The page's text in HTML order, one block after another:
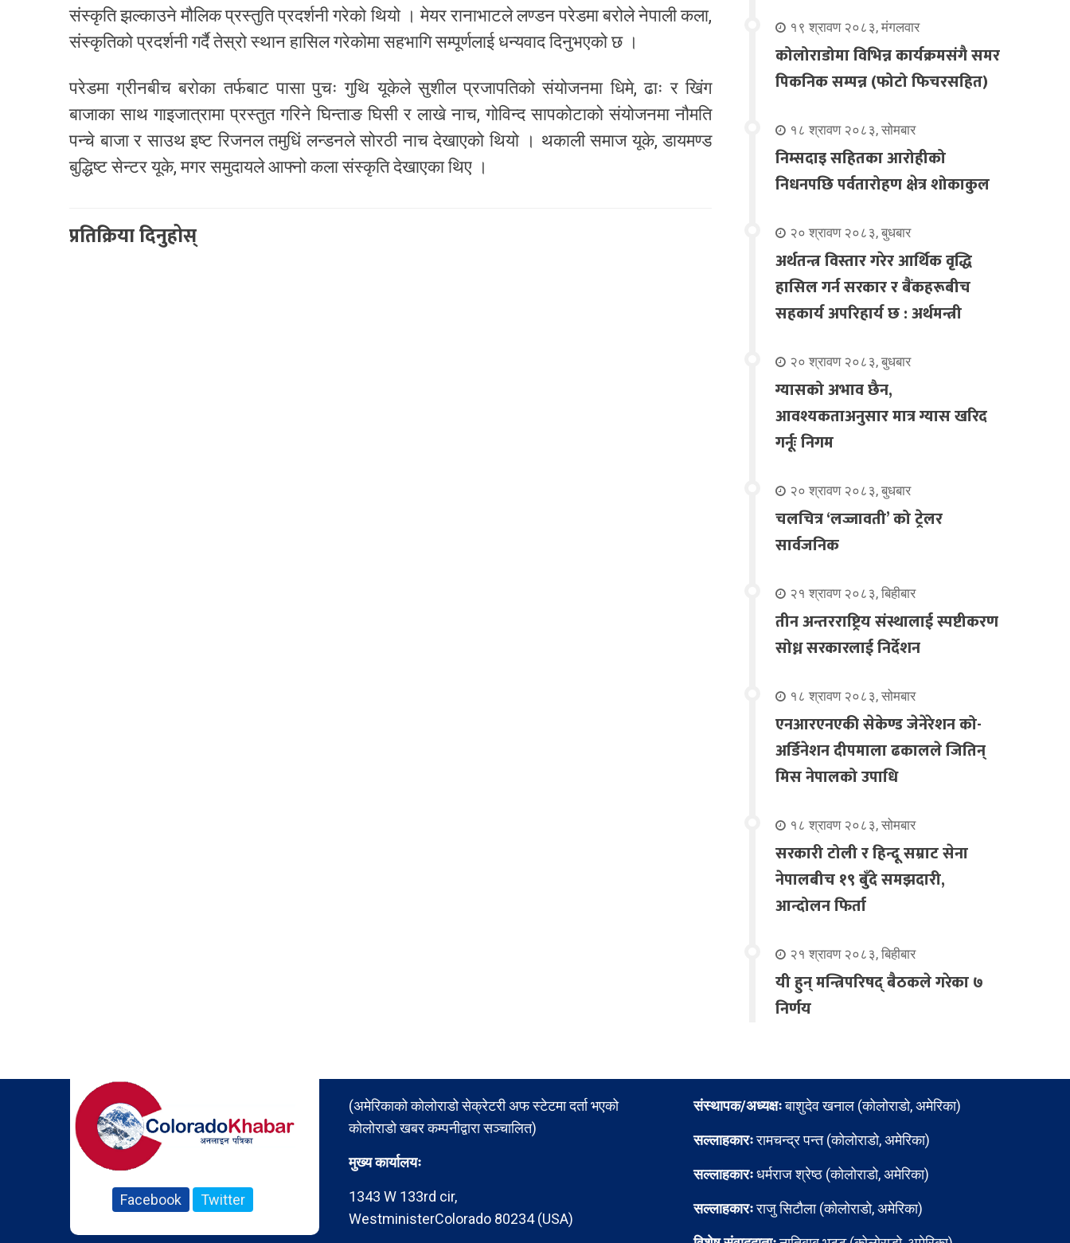
संस्कृति झल्काउने मौलिक प्रस्तुति प्रदर्शनी गरेको थियो । मेयर रानाभाटले लण्डन परेडमा बरोले नेपाली कला,
संस्कृतिको प्रदर्शनी गर्दै तेस्रो स्थान हासिल गरेकोमा सहभागि सम्पूर्णलाई धन्यवाद दिनुभएको छ ।
परेडमा ग्रीनबीच बरोका तर्फबाट पासा पुचः गुथि यूकेले सुशील प्रजापतिको संयोजनमा धिमे, ढाः र खिंग
बाजाका साथ गाइजात्रामा प्रस्तुत गरिने घिन्ताङ घिसी र लाखे नाच, गोविन्द सापकोटाको संयोजनमा नौमति
पन्चे बाजा र साउथ इष्ट रिजनल तमुधिं लन्डनले सोरठी नाच देखाएको थियो । थकाली समाज यूके, डायमण्ड
बुद्धिष्ट सेन्टर यूके, मगर समुदायले आफ्नो कला संस्कृति देखाएका थिए ।
प्रतिक्रिया दिनुहोस्
१९ श्रावण २०८३, मंगलवार
कोलोराडोमा विभिन्न कार्यक्रमसंगै समर
पिकनिक सम्पन्न (फोटो फिचरसहित)
१८ श्रावण २०८३, सोमबार
निम्सदाइ सहितका आरोहीको
निधनपछि पर्वतारोहण क्षेत्र शोकाकुल
२० श्रावण २०८३, बुधबार
अर्थतन्त्र विस्तार गरेर आर्थिक वृद्धि
हासिल गर्न सरकार र बैंकहरूबीच
सहकार्य अपरिहार्य छ : अर्थमन्त्री
२० श्रावण २०८३, बुधबार
ग्यासको अभाव छैन,
आवश्यकताअनुसार मात्र ग्यास खरिद
गर्नूः निगम
२० श्रावण २०८३, बुधबार
चलचित्र ‘लज्जावती’ को ट्रेलर
सार्वजनिक
२१ श्रावण २०८३, बिहीबार
तीन अन्तरराष्ट्रिय संस्थालाई स्पष्टीकरण
सोध्न सरकारलाई निर्देशन
१८ श्रावण २०८३, सोमबार
एनआरएनएकी सेकेण्ड जेनेरेशन को-
अर्डिनेशन दीपमाला ढकालले जितिन्
मिस नेपालको उपाधि
१८ श्रावण २०८३, सोमबार
सरकारी टोली र हिन्दू सम्राट सेना
नेपालबीच १९ बुँदे समझदारी,
आन्दोलन फिर्ता
२१ श्रावण २०८३, बिहीबार
यी हुन् मन्त्रिपरिषद् बैठकले गरेका ७
निर्णय
Facebook Twitter
(अमेरिकाको कोलोराडो सेक्रेटरी अफ स्टेटमा दर्ता भएको
कोलोराडो खबर कम्पनीद्वारा सञ्चालित)
मुख्य कार्यालयः
1343 W 133rd cir,
WestministerColorado 80234 (USA)
संस्थापक/अध्यक्षःबाशुदेव खनाल (कोलोराडो, अमेरिका)
सल्लाहकारःरामचन्द्र पन्त (कोलोराडो, अमेरिका)
सल्लाहकारःधर्मराज श्रेष्ठ (कोलोराडो, अमेरिका)
सल्लाहकारःराजु सिटौला (कोलोराडो, अमेरिका)